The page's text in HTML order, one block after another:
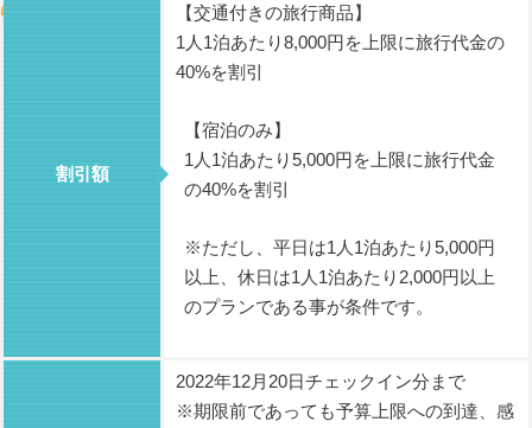
割引額
【交通付きの旅行商品】
1人1泊あたり8,000円を上限に旅行代金の
40%を割引
【宿泊のみ】
1人1泊あたり5,000円を上限に旅行代金
の40%を割引
※ただし、平日は1人1泊あたり5,000円
以上、休日は1人1泊あたり2,000円以上
のプランである事が条件です。
2022年12月20日チェックイン分まで
※期限前であっても予算上限への到達、感